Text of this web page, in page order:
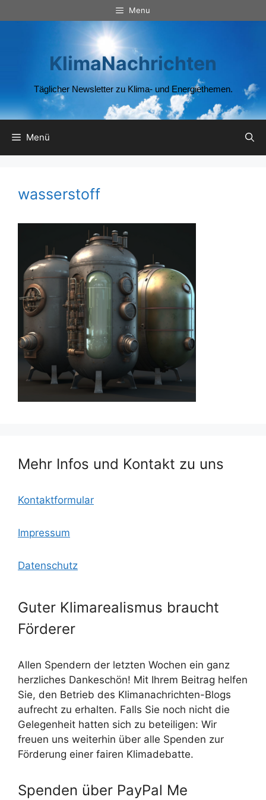
Inhalt
Menu
KlimaNachrichten
Täglicher Newsletter zu Klima- und Energiethemen.
Menü
wasserstoff
Mehr Infos und Kontakt zu uns
Kontaktformular
Impressum
Datenschutz
Guter Klimarealismus braucht
Förderer
Allen Spendern der letzten Wochen ein ganz
herzliches Dankeschön! Mit Ihrem Beitrag helfen
Sie, den Betrieb des Klimanachrichten-Blogs
aufrecht zu erhalten. Falls Sie noch nicht die
Gelegenheit hatten sich zu beteiligen: Wir
freuen uns weiterhin über alle Spenden zur
Förderung einer fairen Klimadebatte.
Spenden über PayPal Me